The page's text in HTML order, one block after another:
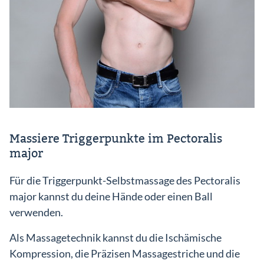
Massiere Triggerpunkte im Pectoralis
major
Für die Triggerpunkt-Selbstmassage des Pectoralis
major kannst du deine Hände oder einen Ball
verwenden.
Als Massagetechnik kannst du die Ischämische
Kompression, die Präzisen Massagestriche und die